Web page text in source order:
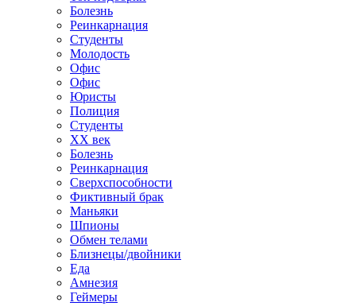
Болезнь
Реинкарнация
Студенты
Молодость
Офис
Офис
Юристы
Полиция
Студенты
ХХ век
Болезнь
Реинкарнация
Сверхспособности
Фиктивный брак
Маньяки
Шпионы
Обмен телами
Близнецы/двойники
Еда
Амнезия
Геймеры